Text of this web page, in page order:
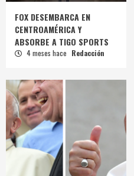
FOX DESEMBARCA EN
CENTROAMÉRICA Y
ABSORBE A TIGO SPORTS
4 meses hace Redacción